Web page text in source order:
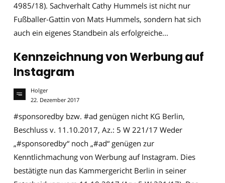
4985/18). Sachverhalt Cathy Hummels ist nicht nur
Fußballer-Gattin von Mats Hummels, sondern hat sich
auch ein eigenes Standbein als erfolgreiche...
Kennzeichnung von Werbung auf
Instagram
Holger
22. Dezember 2017
#sponsoredby bzw. #ad genügen nicht KG Berlin,
Beschluss v. 11.10.2017, Az.: 5 W 221/17 Weder
„#sponsoredby“ noch „#ad“ genügen zur
Kenntlichmachung von Werbung auf Instagram. Dies
bestätigte nun das Kammergericht Berlin in seiner